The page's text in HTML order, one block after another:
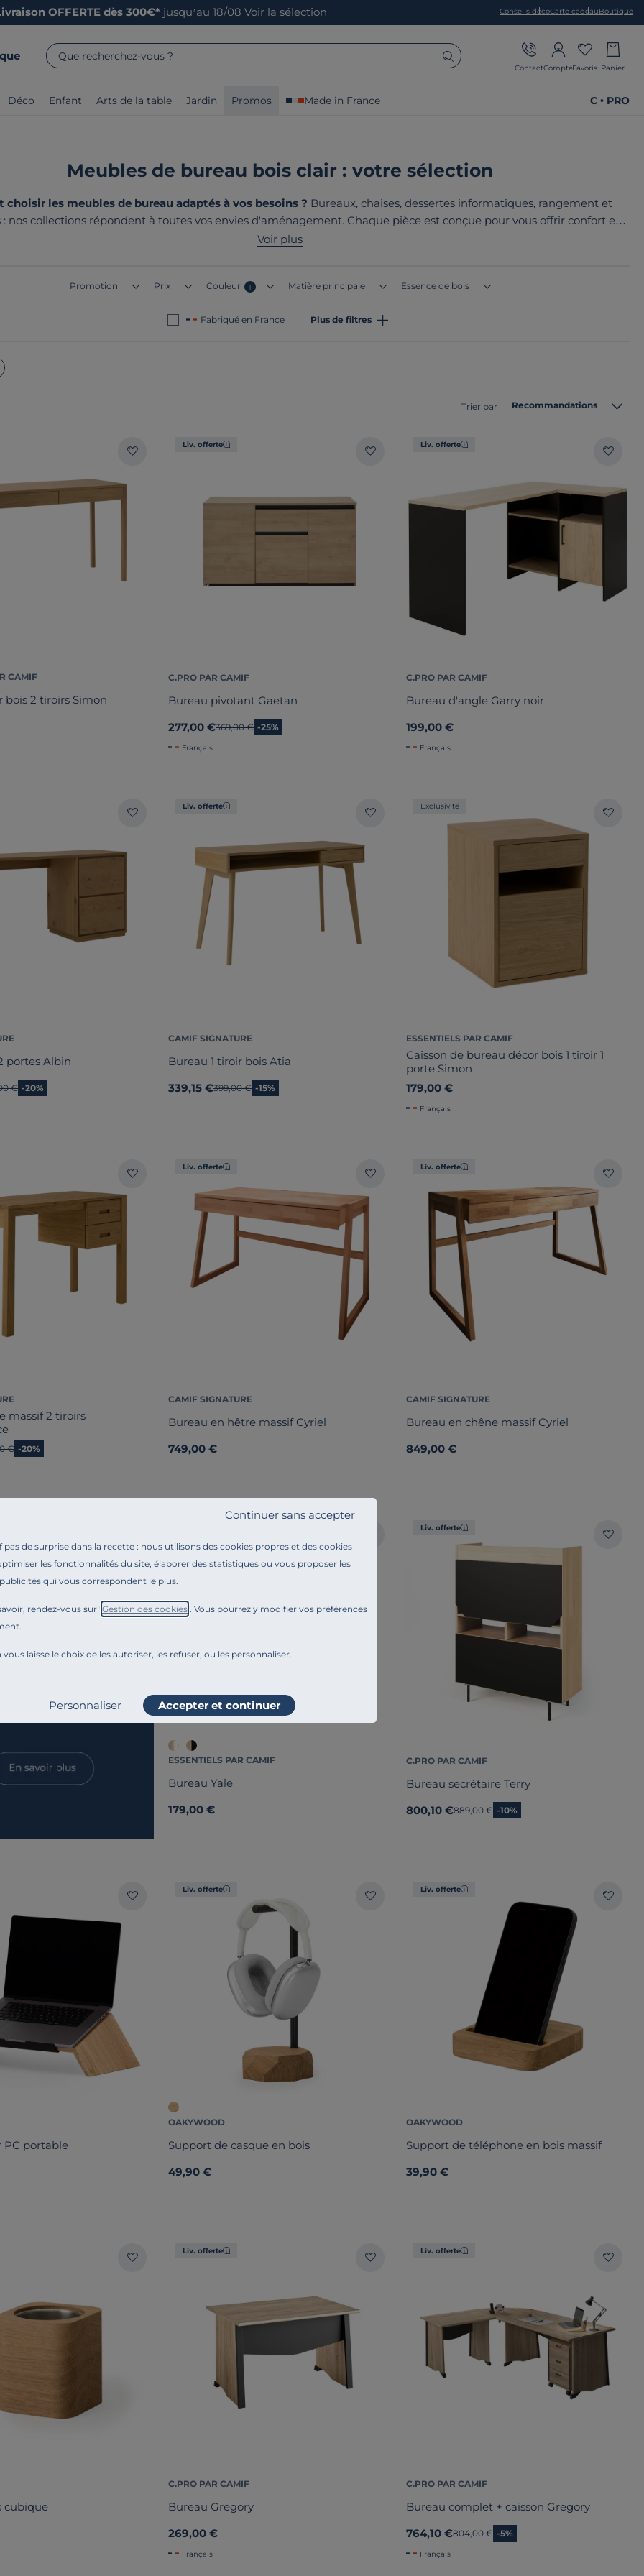
pas de surprise dans la recette : nous utilisons des cookies propres et des cookies
les fonctionnalités du site, élaborer des statistiques ou vous proposer les
qui vous correspondent le plus.
rendez-vous sur "Gestion des cookies". Vous pourrez y modifier vos préférences
vous laisse le choix de les autoriser, les refuser, ou les personnaliser.
Continuer sans accepter
Personnaliser Accepter et continuer
OFFERTE dès 300€* jusqu’au 18/08 Voir la sélection Conseils décoCarte cadeauBoutique
Que recherchez-vous ?
ContactCompteFavoris Panier
Déco Enfant Arts de la table Jardin Promos Made in France C • PRO
Meubles de bureau bois clair : votre sélection
choisir les meubles de bureau adaptés à vos besoins ? Bureaux, chaises, dessertes informatiques, rangement et
: nos collections répondent à toutes vos envies d'aménagement. Chaque pièce est conçue pour vous offrir confort et
des matériaux de qualité et des finitions soignées. Le point commun de nos produits ? Ils sont tous
Voir plus
Promotion Prix Couleur 1 Matière principale Essence de bois
Fabriqué en France Plus de filtres
Trier par Recommandations
CAMIF
bois 2 tiroirs Simon
Liv. offerte
C.PRO PAR CAMIF
Bureau pivotant Gaetan
277,00 €Ancien prix
369,00 € -25%
Français
Liv. offerte
C.PRO PAR CAMIF
Bureau d'angle Garry noir
199,00 €
Français
portes Albin
prix
€ -20%
Liv. offerte
CAMIF SIGNATURE
Bureau 1 tiroir bois Atia
339,15 €Ancien prix
399,00 € -15%
Exclusivité
ESSENTIELS PAR CAMIF
Caisson de bureau décor bois 1 tiroir 1
porte Simon
179,00 €
Français
massif 2 tiroirs
prix
€ -20%
Liv. offerte
CAMIF SIGNATURE
Bureau en hêtre massif Cyriel
749,00 €
Liv. offerte
CAMIF SIGNATURE
Bureau en chêne massif Cyriel
849,00 €
ESSENTIELS PAR CAMIF
Bureau Yale
179,00 €
Liv. offerte
C.PRO PAR CAMIF
Bureau secrétaire Terry
800,10 €Ancien prix
889,00 € -10%
PC portable
Liv. offerte
OAKYWOOD
Support de casque en bois
49,90 €
Liv. offerte
OAKYWOOD
Support de téléphone en bois massif
39,90 €
cubique
Liv. offerte
C.PRO PAR CAMIF
Bureau Gregory
269,00 €
Français
Liv. offerte
C.PRO PAR CAMIF
Bureau complet + caisson Gregory
764,10 €Ancien prix
804,00 € -5%
Français